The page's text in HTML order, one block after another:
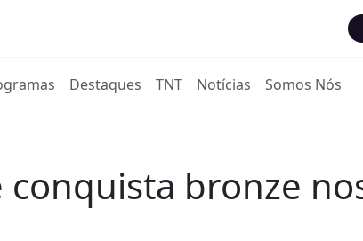
Destaques TNT Notícias Somos Nós
bronze